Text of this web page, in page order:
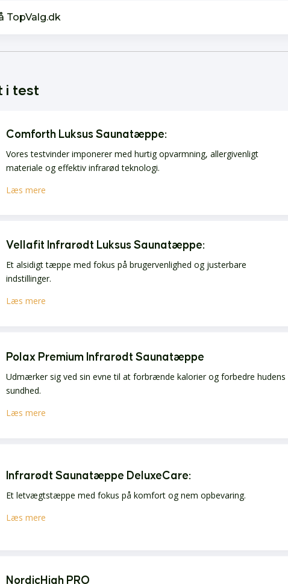
TopValg.dk
i test
Comforth Luksus Saunatæppe:
Vores testvinder imponerer med hurtig opvarmning, allergivenligt
materiale og effektiv infrarød teknologi.
Læs mere
Vellafit Infrarødt Luksus Saunatæppe:
Et alsidigt tæppe med fokus på brugervenlighed og justerbare
indstillinger.
Læs mere
Polax Premium Infrarødt Saunatæppe
Udmærker sig ved sin evne til at forbrænde kalorier og forbedre hudens
sundhed.
Læs mere
Infrarødt Saunatæppe DeluxeCare:
Et letvægtstæppe med fokus på komfort og nem opbevaring.
Læs mere
NordicHigh PRO